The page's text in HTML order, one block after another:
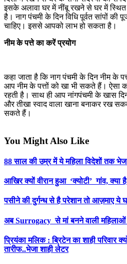
इसके अलावा घर में नींबू रखने से घर में स्थित
है। नाग पंचमी के दिन विधि पूर्वत सांपों की
चाहिए। इससे आपको लाभ हो सकता है।
नीम के पत्ते का करें प्रयोग
कहा जाता है कि नाग पंचमी के दिन नीम के
आप नीम के पत्तों को खा भी सकते हैं। ऐसा
रहती है। साथ ही आप नांगपंचमी के खास
और तीखा स्वाद वाला खाना बनाकर रख
सकते हैं।
You Might Also Like
88 साल की उम्र में ये महिला विदेशों तक
आखिर क्यों वीरान हुआ ‘क्योटी’ गांव, क्या
पसीने की दुर्गन्ध से है परेशान तो आज़माए ये
अब Surrogacy से मां बनने वाली महिलाओं
प्रियंका मलिक : ब्रिटेन का शाही परिवार
तारीफ..भेजा शाही लेटर